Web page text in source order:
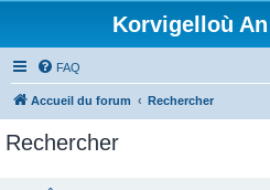
Korvigelloù An
FAQ
Accueil du forum Rechercher
Rechercher